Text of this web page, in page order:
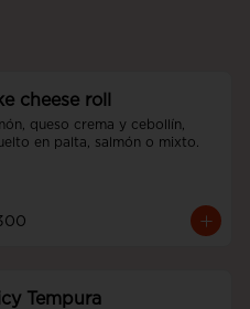
cheese roll
queso crema y cebollín,
en palta, salmón o mixto.
Tempura